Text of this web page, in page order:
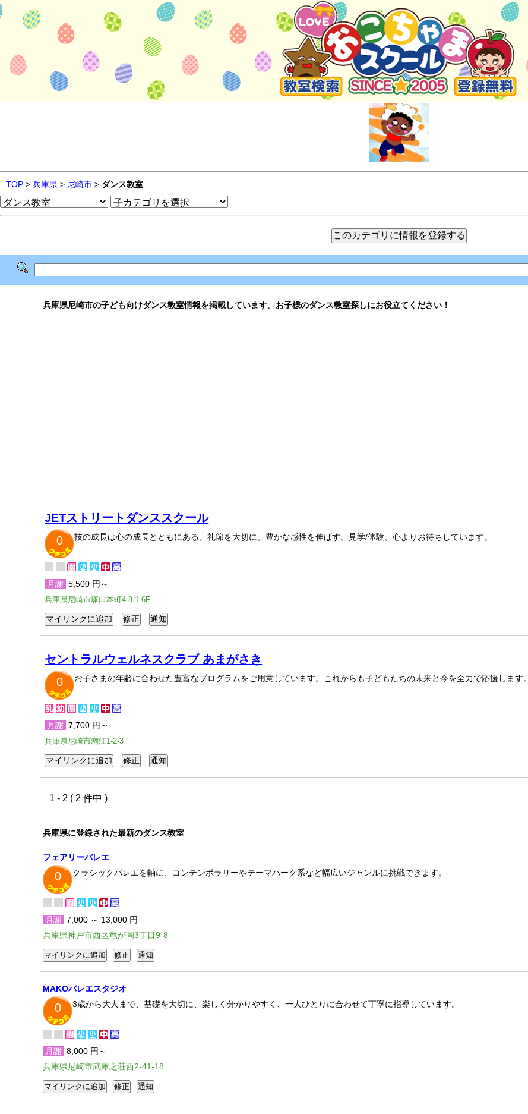
TOP > 兵庫県 > 尼崎市 > ダンス教室
兵庫県尼崎市の子ども向けダンス教室情報を掲載しています。お子様のダンス教室探しにお役立てください！
JETストリートダンススクール
0
技の成長は心の成長とともにある。礼節を大切に。豊かな感性を伸ばす。見学/体験、心よりお待ちしています。
月謝 5,500 円～
兵庫県尼崎市塚口本町4-8-1-6F
セントラルウェルネスクラブ あまがさき
0
お子さまの年齢に合わせた豊富なプログラムをご用意しています。これからも子どもたちの未来と今を全力で応援します。
月謝 7,700 円～
兵庫県尼崎市潮江1-2-3
1 - 2 ( 2 件中 )
兵庫県に登録された最新のダンス教室
フェアリーバレエ
0 クラシックバレエを軸に、コンテンポラリーやテーマパーク系など幅広いジャンルに挑戦できます。
月謝 7,000 ～ 13,000 円
兵庫県神戸市西区竜が岡3丁目9-8
MAKOバレエスタジオ
0 3歳から大人まで、基礎を大切に、楽しく分かりやすく、一人ひとりに合わせて丁寧に指導しています。
月謝 8,000 円～
兵庫県尼崎市武庫之荘西2-41-18